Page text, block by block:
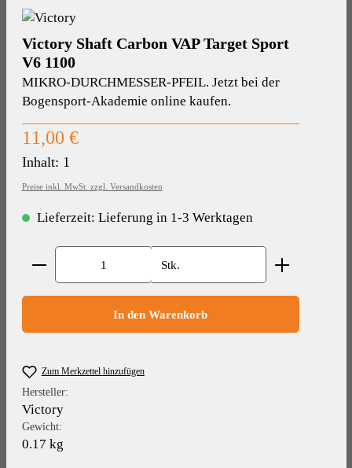
Victory Shaft Carbon VAP Target Sport
V6 1100
MIKRO-DURCHMESSER-PFEIL. Jetzt bei der
Bogensport-Akademie online kaufen.
Regulärer Preis:
11,00 €
Inhalt: 1
Preise inkl. MwSt. zzgl. Versandkosten
Lieferzeit: Lieferung in 1-3 Werktagen
Produkt Anzahl: Gib den gewünschten Wert ein oder
Stk.
In den Warenkorb
Zum Merkzettel hinzufügen
Hersteller:
Victory
Gewicht:
0.17 kg